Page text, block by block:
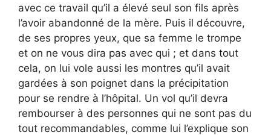
avec ce travail qu’il a élevé seul son fils après
l’avoir abandonné de la mère. Puis il découvre,
de ses propres yeux, que sa femme le trompe
et on ne vous dira pas avec qui ; et dans tout
cela, on lui vole aussi les montres qu’il avait
gardées à son poignet dans la précipitation
pour se rendre à l’hôpital. Un vol qu’il devra
rembourser à des personnes qui ne sont pas du
tout recommandables, comme lui l’explique son